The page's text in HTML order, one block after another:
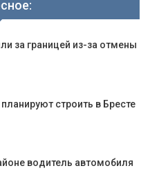
за границей из-за отмены
строить в Бресте
водитель автомобиля